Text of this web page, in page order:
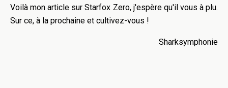
Voilà mon article sur Starfox Zero, j'espère qu'il vous à plu.
Sur ce, à la prochaine et cultivez-vous !
Sharksymphonie